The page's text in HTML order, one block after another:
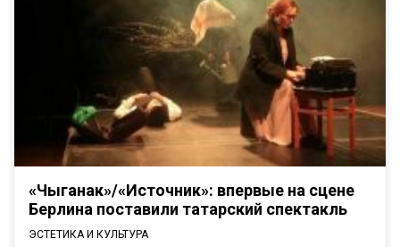
«Чыганак»/«Источник»: впервые на сцене
Берлина поставили татарский спектакль
ЭСТЕТИКА И КУЛЬТУРА